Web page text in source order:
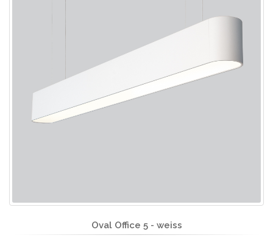
Oval Office 5 - weiss